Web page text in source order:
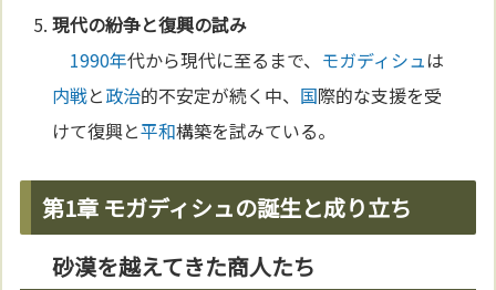
現代の紛争と復興の試み
1990年代から現代に至るまで、 モガディシュは
内戦と政治的不安定が続く中、 国際的な支援を受
けて復興と平和構築を試みている。
第1章 モガディシュの誕生と成り立ち
砂漠を越えてきた商人たち